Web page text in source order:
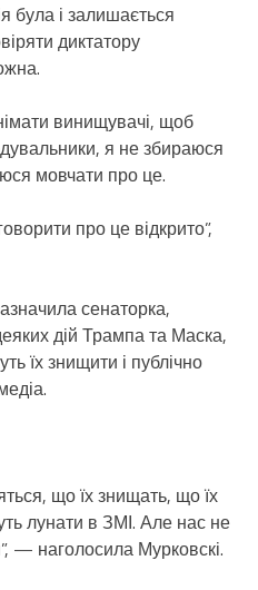
була і залишається
диктатору
винищувачі, щоб
я не збираюся
мовчати про це.
про це відкрито”,
сенаторка,
дій Трампа та Маска,
їх знищити і публічно
що їх знищать, що їх
лунати в ЗМІ. Але нас не
— наголосила Мурковскі.